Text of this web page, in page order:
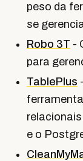
peso da
se
Robo 3T -
para
TablePlus
e o